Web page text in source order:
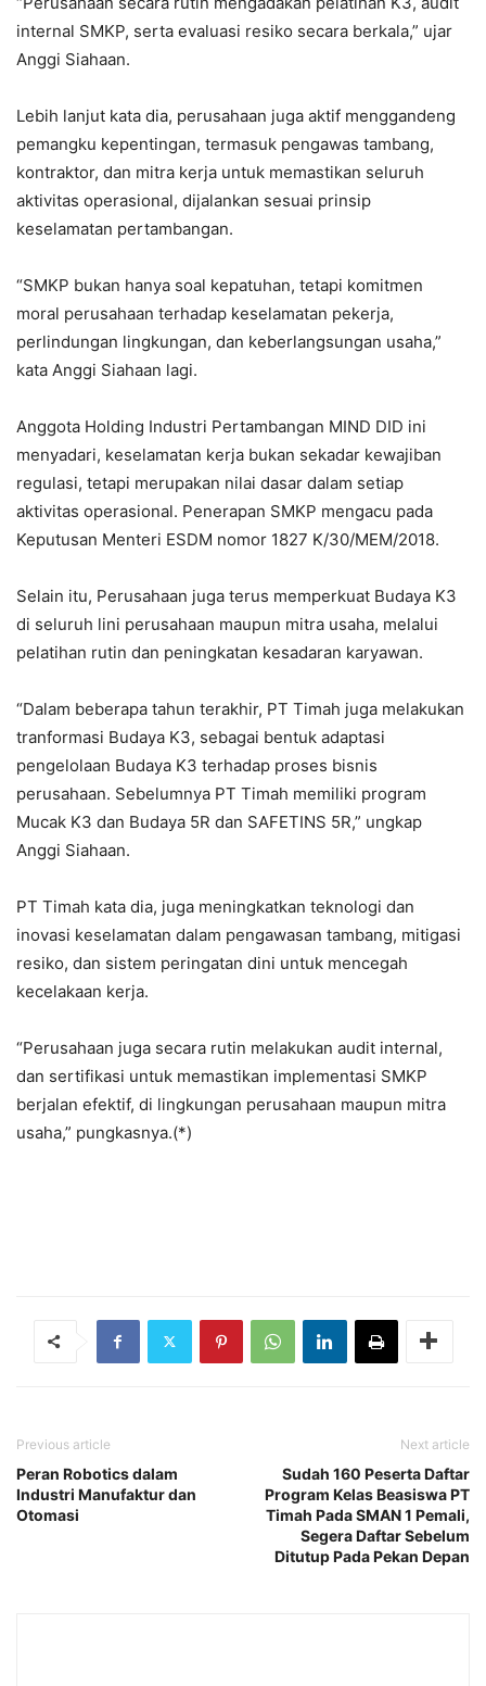
internal SMKP, serta evaluasi resiko secara berkala,” ujar
Anggi Siahaan.
Lebih lanjut kata dia, perusahaan juga aktif menggandeng
pemangku kepentingan, termasuk pengawas tambang,
kontraktor, dan mitra kerja untuk memastikan seluruh
aktivitas operasional, dijalankan sesuai prinsip
keselamatan pertambangan.
“SMKP bukan hanya soal kepatuhan, tetapi komitmen
moral perusahaan terhadap keselamatan pekerja,
perlindungan lingkungan, dan keberlangsungan usaha,”
kata Anggi Siahaan lagi.
Anggota Holding Industri Pertambangan MIND DID ini
menyadari, keselamatan kerja bukan sekadar kewajiban
regulasi, tetapi merupakan nilai dasar dalam setiap
aktivitas operasional. Penerapan SMKP mengacu pada
Keputusan Menteri ESDM nomor 1827 K/30/MEM/2018.
Selain itu, Perusahaan juga terus memperkuat Budaya K3
di seluruh lini perusahaan maupun mitra usaha, melalui
pelatihan rutin dan peningkatan kesadaran karyawan.
“Dalam beberapa tahun terakhir, PT Timah juga melakukan
tranformasi Budaya K3, sebagai bentuk adaptasi
pengelolaan Budaya K3 terhadap proses bisnis
perusahaan. Sebelumnya PT Timah memiliki program
Mucak K3 dan Budaya 5R dan SAFETINS 5R,” ungkap
Anggi Siahaan.
PT Timah kata dia, juga meningkatkan teknologi dan
inovasi keselamatan dalam pengawasan tambang, mitigasi
resiko, dan sistem peringatan dini untuk mencegah
kecelakaan kerja.
“Perusahaan juga secara rutin melakukan audit internal,
dan sertifikasi untuk memastikan implementasi SMKP
berjalan efektif, di lingkungan perusahaan maupun mitra
usaha,” pungkasnya.(*)
Previous article
Peran Robotics dalam
Industri Manufaktur dan
Otomasi
Next article
Sudah 160 Peserta Daftar
Program Kelas Beasiswa PT
Timah Pada SMAN 1 Pemali,
Segera Daftar Sebelum
Ditutup Pada Pekan Depan